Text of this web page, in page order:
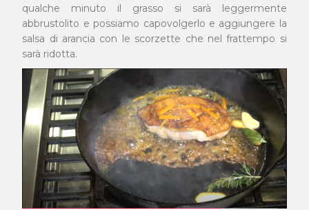
qualche minuto il grasso si sarà leggermente
abbrustolito e possiamo capovolgerlo e aggiungere la
salsa di arancia con le scorzette che nel frattempo si
sarà ridotta.